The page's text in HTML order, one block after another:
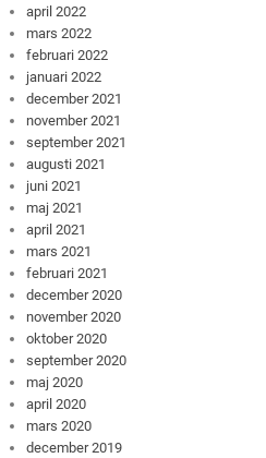
april 2022
mars 2022
februari 2022
januari 2022
december 2021
november 2021
september 2021
augusti 2021
juni 2021
maj 2021
april 2021
mars 2021
februari 2021
december 2020
november 2020
oktober 2020
september 2020
maj 2020
april 2020
mars 2020
december 2019